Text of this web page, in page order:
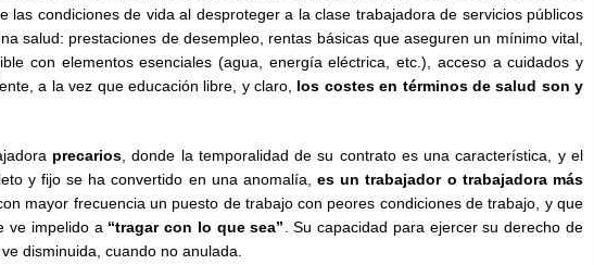
las condiciones de vida al desproteger a la clase trabajadora de servicios públicos
salud: prestaciones de desempleo, rentas básicas que aseguren un mínimo vital,
con elementos esenciales (agua, energía eléctrica, etc.), acceso a cuidados y
a la vez que educación libre, y claro, los costes en términos de salud son y
precarios, donde la temporalidad de su contrato es una característica, y el
y fijo se ha convertido en una anomalía,es un trabajador o trabajadora más
mayor frecuencia un puesto de trabajo con peores condiciones de trabajo, y que
ve impelido a “tragar con lo que sea”. Su capacidad para ejercer su derecho de
disminuida, cuando no anulada.